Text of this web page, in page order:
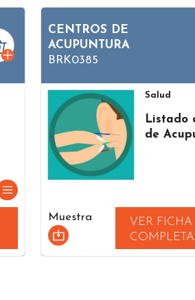
CENTROS DE
ACUPUNTURA
BRK0385
Salud
Listado
de
Muestra
VER FICHA
COMPLETA